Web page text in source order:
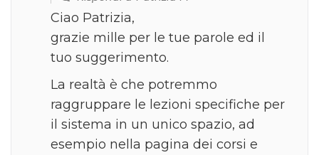
Ciao Patrizia,
grazie mille per le tue parole ed il
tuo suggerimento.
La realtà è che potremmo
raggruppare le lezioni specifiche per
il sistema in un unico spazio, ad
esempio nella pagina dei corsi e